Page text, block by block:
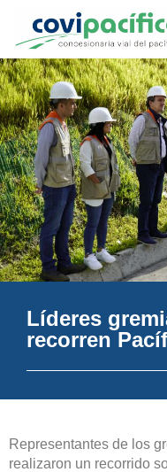
Líderes
recorren
Representantes de los
realizaron un recorrido